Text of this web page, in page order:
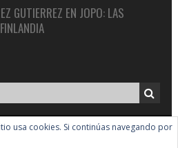
GUTIERREZ EN JOPO: LAS
usa cookies. Si continúas navegando por